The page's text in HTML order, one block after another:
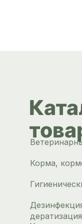
Корма,
дератизация